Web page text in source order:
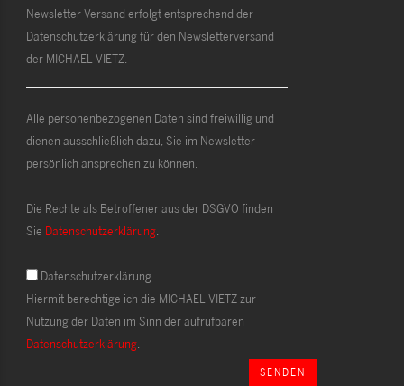
Newsletter-Versand erfolgt entsprechend der
Datenschutzerklärung für den Newsletterversand
der MICHAEL VIETZ.
Alle personenbezogenen Daten sind freiwillig und
dienen ausschließlich dazu, Sie im Newsletter
persönlich ansprechen zu können.
Die Rechte als Betroffener aus der DSGVO finden
Sie Datenschutzerklärung.
Datenschutzerklärung
Hiermit berechtige ich die MICHAEL VIETZ zur
Nutzung der Daten im Sinn der aufrufbaren
Datenschutzerklärung.
SENDEN